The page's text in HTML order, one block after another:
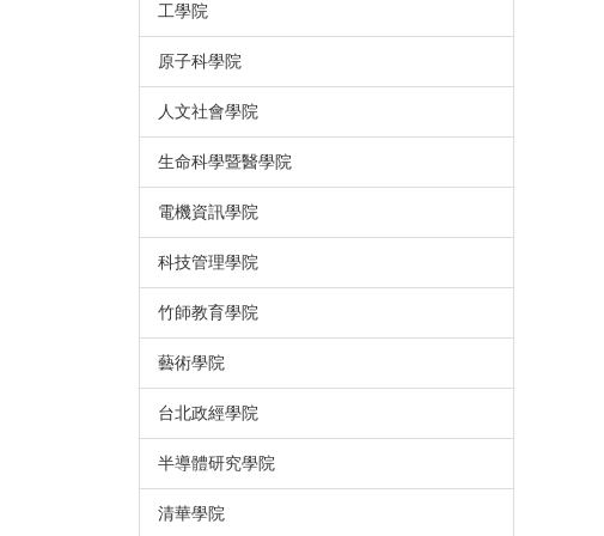
工學院
原子科學院
人文社會學院
生命科學暨醫學院
電機資訊學院
科技管理學院
竹師教育學院
藝術學院
台北政經學院
半導體研究學院
清華學院